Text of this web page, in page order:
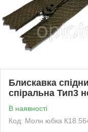
Блискавка
спіральна Тип3
В наявності
Код: Молн юбка